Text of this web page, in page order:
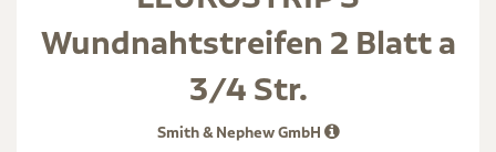
Wundnahtstreifen 2 Blatt a
3/4 Str.
Smith & Nephew GmbH